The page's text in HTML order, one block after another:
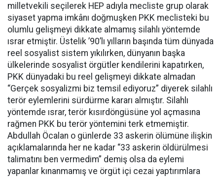
milletvekili seçilerek HEP adıyla mecliste grup olarak
siyaset yapma imkânı doğmuşken PKK meclisteki bu
olumlu gelişmeyi dikkate almamış silahlı yöntemde
ısrar etmiştir. Üstelik ’90’lı yılların başında tüm dünyada
reel sosyalist sistem yıkılırken, dünyanın başka
ülkelerinde sosyalist örgütler kendilerini kapatırken,
PKK dünyadaki bu reel gelişmeyi dikkate almadan
“Gerçek sosyalizmi biz temsil ediyoruz” diyerek silahlı
terör eylemlerini sürdürme kararı almıştır. Silahlı
yöntemde ısrar, terör kısırdöngüsüne yol açmasına
rağmen PKK bu terör yöntemini terk etmemiştir.
Abdullah Öcalan o günlerde 33 askerin ölümüne ilişkin
açıklamalarında her ne kadar “33 askerin öldürülmesi
talimatını ben vermedim” demiş olsa da eylemi
yapanlar kınanmamış ve örgüt içi cezai yaptırımlara